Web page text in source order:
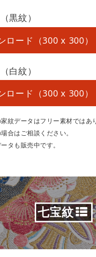
黒紋）
ロード（300 x 300）
白紋）
ロード（300 x 300）
紋データはフリー素材ではあ
合はご相談ください。
タも販売中です。
七宝紋